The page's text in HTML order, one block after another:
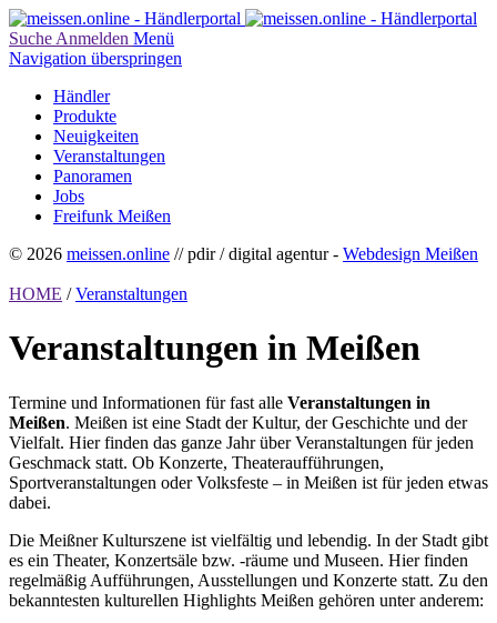
Suche Anmelden Menü
Navigation überspringen
Händler
Produkte
Neuigkeiten
Veranstaltungen
Panoramen
Jobs
Freifunk Meißen
© 2026 meissen.online // pdir / digital agentur - Webdesign Meißen
HOME / Veranstaltungen
Veranstaltungen in Meißen
Termine und Informationen für fast alle Veranstaltungen in
Meißen. Meißen ist eine Stadt der Kultur, der Geschichte und der
Vielfalt. Hier finden das ganze Jahr über Veranstaltungen für jeden
Geschmack statt. Ob Konzerte, Theateraufführungen,
Sportveranstaltungen oder Volksfeste – in Meißen ist für jeden etwas
dabei.
Die Meißner Kulturszene ist vielfältig und lebendig. In der Stadt gibt
es ein Theater, Konzertsäle bzw. -räume und Museen. Hier finden
regelmäßig Aufführungen, Ausstellungen und Konzerte statt. Zu den
bekanntesten kulturellen Highlights Meißen gehören unter anderem: